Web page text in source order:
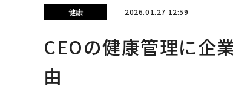
健康 2026.01.27 12:59
CEOの健康管理に企
由